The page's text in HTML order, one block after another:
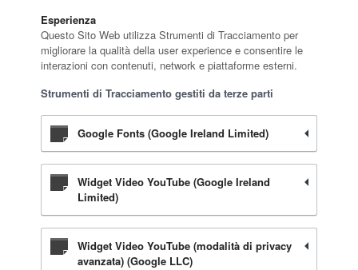
Esperienza
Questo Sito Web utilizza Strumenti di Tracciamento per
migliorare la qualità della user experience e consentire le
interazioni con contenuti, network e piattaforme esterni.
Strumenti di Tracciamento gestiti da terze parti
Google Fonts (Google Ireland Limited)
Widget Video YouTube (Google Ireland
Limited)
Widget Video YouTube (modalità di privacy
avanzata) (Google LLC)